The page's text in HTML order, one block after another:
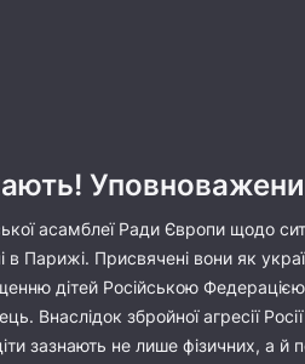
асамблеї Ради Європи щодо
в Парижі. Присвячені вони як
дітей Російською
Внаслідок збройної агресії
зазнають не лише фізичних, а